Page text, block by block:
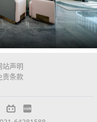
站声明
责条款